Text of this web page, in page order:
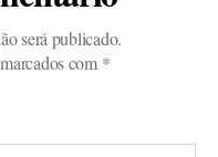
será publicado.
com *